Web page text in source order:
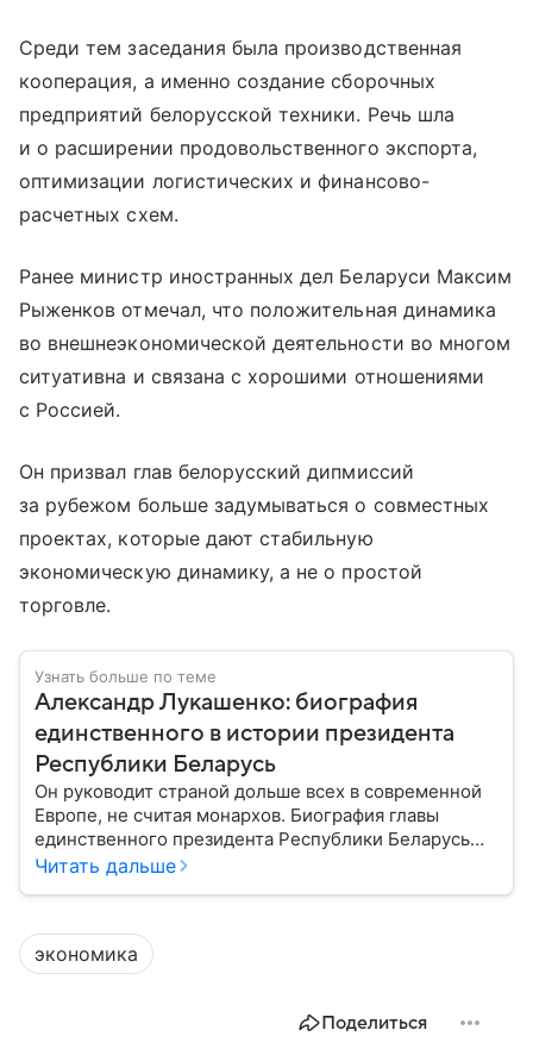
Среди тем заседания была производственная
кооперация, а именно создание сборочных
предприятий белорусской техники. Речь шла
и о расширении продовольственного экспорта,
оптимизации логистических и финансово-
расчетных схем.
Ранее министр иностранных дел Беларуси Максим
Рыженков отмечал, что положительная динамика
во внешнеэкономической деятельности во многом
ситуативна и связана с хорошими отношениями
с Россией.
Он призвал глав белорусский дипмиссий
за рубежом больше задумываться о совместных
проектах, которые дают стабильную
экономическую динамику, а не о простой
торговле.
Узнать больше по теме
Александр Лукашенко: биография
единственного в истории президента
Республики Беларусь
Он руководит страной дольше всех в современной
Европе, не считая монархов. Биография главы
единственного президента Республики Беларусь
Александра Лукашенко — в материале.
Читать дальше
экономика
Поделиться